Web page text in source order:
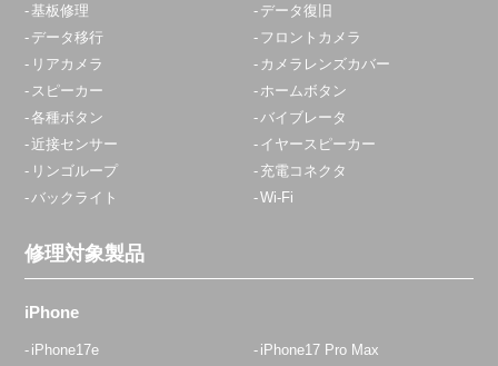
基板修理
データ復旧
データ移行
フロントカメラ
リアカメラ
カメラレンズカバー
スピーカー
ホームボタン
各種ボタン
バイブレータ
近接センサー
イヤースピーカー
リンゴループ
充電コネクタ
バックライト
Wi-Fi
修理対象製品
iPhone
iPhone17e
iPhone17 Pro Max